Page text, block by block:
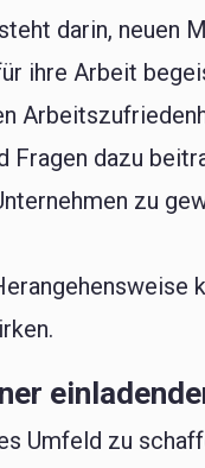
darin, neuen
ihre Arbeit
Fragen dazu
zu
Umfeld zu